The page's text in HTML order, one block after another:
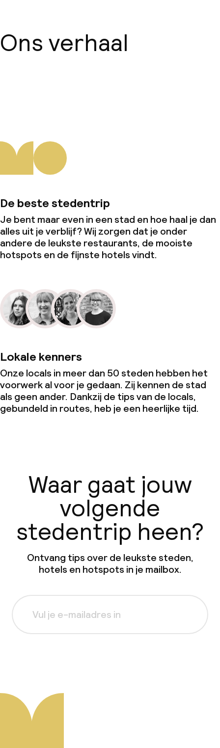
Ons verhaal
De beste stedentrip
Je bent maar even in een stad en hoe haal je dan
alles uit je verblijf? Wij zorgen dat je onder
andere de leukste restaurants, de mooiste
hotspots en de fijnste hotels vindt.
Lokale kenners
Onze locals in meer dan 50 steden hebben het
voorwerk al voor je gedaan. Zij kennen de stad
als geen ander. Dankzij de tips van de locals,
gebundeld in routes, heb je een heerlijke tijd.
Waar gaat jouw
volgende
stedentrip heen?
Ontvang tips over de leukste steden,
hotels en hotspots in je mailbox.